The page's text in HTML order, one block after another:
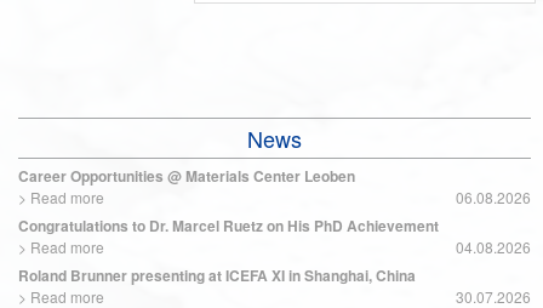
News
Career Opportunities @ Materials Center Leoben
> Read more 06.08.2026
Congratulations to Dr. Marcel Ruetz on His PhD Achievement
> Read more 04.08.2026
Roland Brunner presenting at ICEFA XI in Shanghai, China
> Read more 30.07.2026